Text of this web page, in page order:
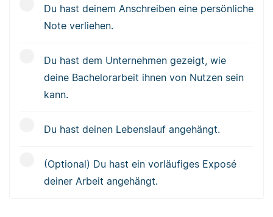
Du hast deinem Anschreiben eine persönliche
Note verliehen.
Du hast dem Unternehmen gezeigt, wie
deine Bachelorarbeit ihnen von Nutzen sein
kann.
Du hast deinen Lebenslauf angehängt.
(Optional) Du hast ein vorläufiges Exposé
deiner Arbeit angehängt.